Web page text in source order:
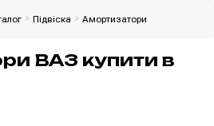
Підвіска Амортизатори
ВАЗ купити в